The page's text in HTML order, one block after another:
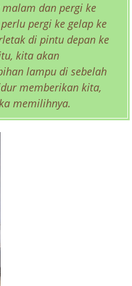
dan pergi ke
pergi ke gelap ke
di pintu depan ke
kita akan
lampu di sebelah
memberikan kita,
memilihnya.